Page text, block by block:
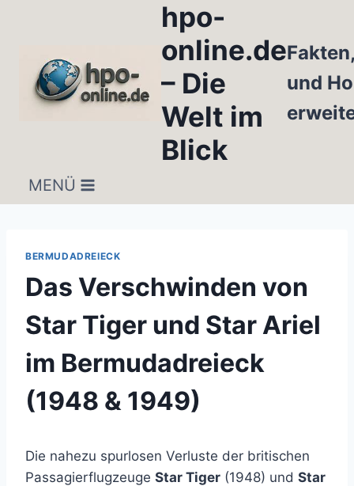
hpo-
online.de
– Die
Welt im
Blick
und
MENÜ
BERMUDADREIECK
Das Verschwinden von
Star Tiger und Star Ariel
im Bermudadreieck
(1948 & 1949)
Die nahezu spurlosen Verluste der britischen
Passagierflugzeuge Star Tiger (1948) und Star